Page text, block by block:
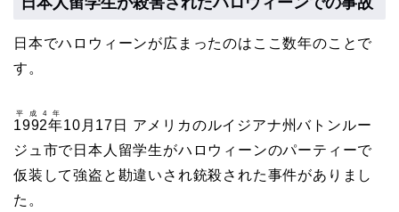
日本でハロウィーンが広まったのはここ数年のことで
す。
1992年
平成4年
10月17日 アメリカのルイジアナ州バトンルー
ジュ市で日本人留学生がハロウィーンのパーティーで
仮装して強盗と勘違いされ銃殺された事件がありまし
た。